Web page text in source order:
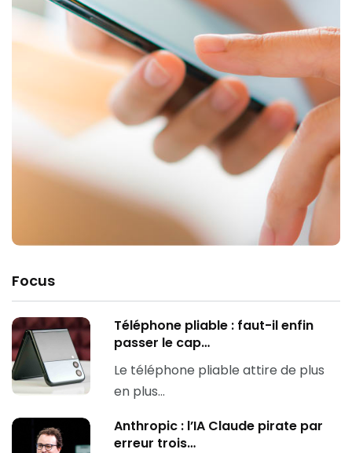
Focus
Téléphone pliable : faut-il enfin
passer le cap…
Le téléphone pliable attire de plus
en plus…
Anthropic : l’IA Claude pirate par
erreur trois…